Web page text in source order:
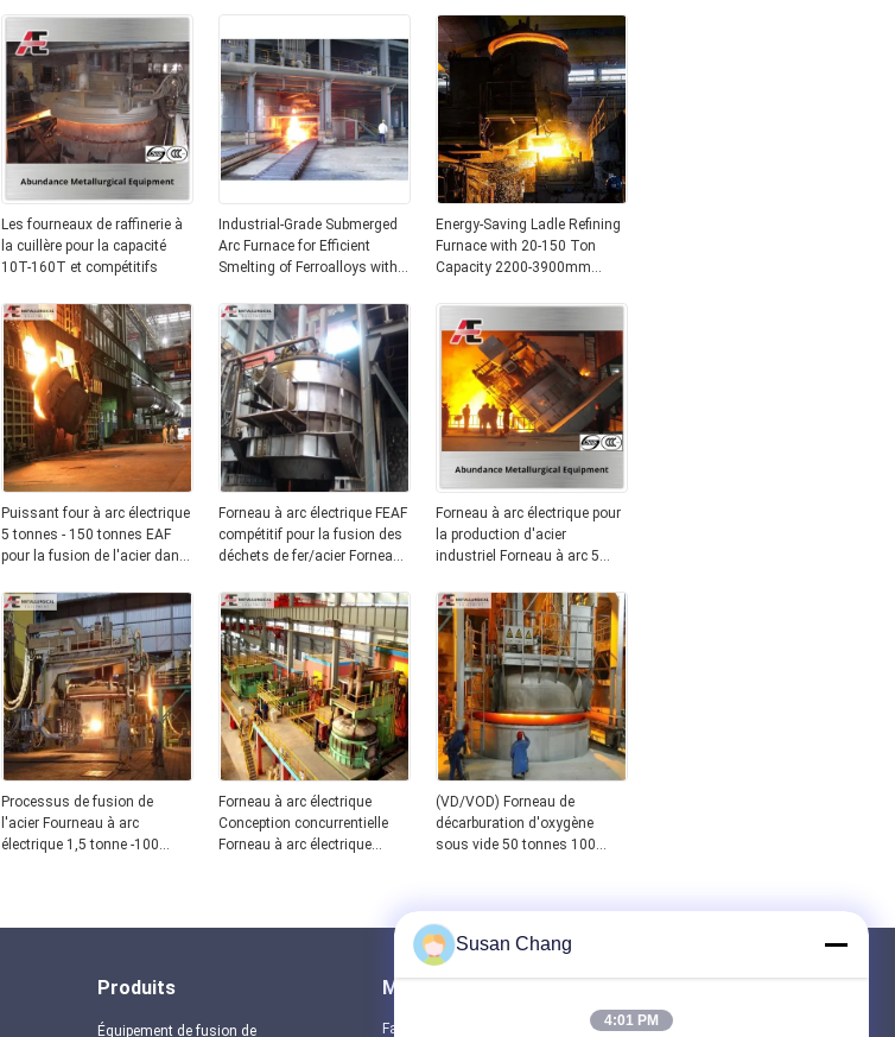
Making Manufacture
Current System
Les fourneaux de raffinerie à
la cuillère pour la capacité
10T-160T et compétitifs
Industrial-Grade Submerged
Arc Furnace for Efficient
Smelting of Ferroalloys with
Capacity
Energy-Saving Ladle Refining
Furnace with 20-150 Ton
Capacity 2200-3900mm
20000 KVA Transformer
Puissant four à arc électrique
5 tonnes - 150 tonnes EAF
pour la fusion de l'acier dans
Forneau à arc électrique FEAF
compétitif pour la fusion des
déchets de fer/acier Forneau
tonnes de l'usine de
fabrication
Forneau à arc électrique pour
la production d'acier
industriel Forneau à arc 5
120 tonnes avec 800 kW de
puissance
Processus de fusion de
l'acier Fourneau à arc
électrique 1,5 tonne -100
Forneau à arc électrique
Conception concurrentielle
Forneau à arc électrique
(VD/VOD) Forneau de
décarburation d'oxygène
sous vide 50 tonnes 100
de pièces de découpe d'usine
Forneau de raffinage
compétitif
Produits
Équipement de fusion de
Mail nous
Faites-nous part de vos besoins. Nous connecterons les meilleurs
Susan Chang
4:01 PM